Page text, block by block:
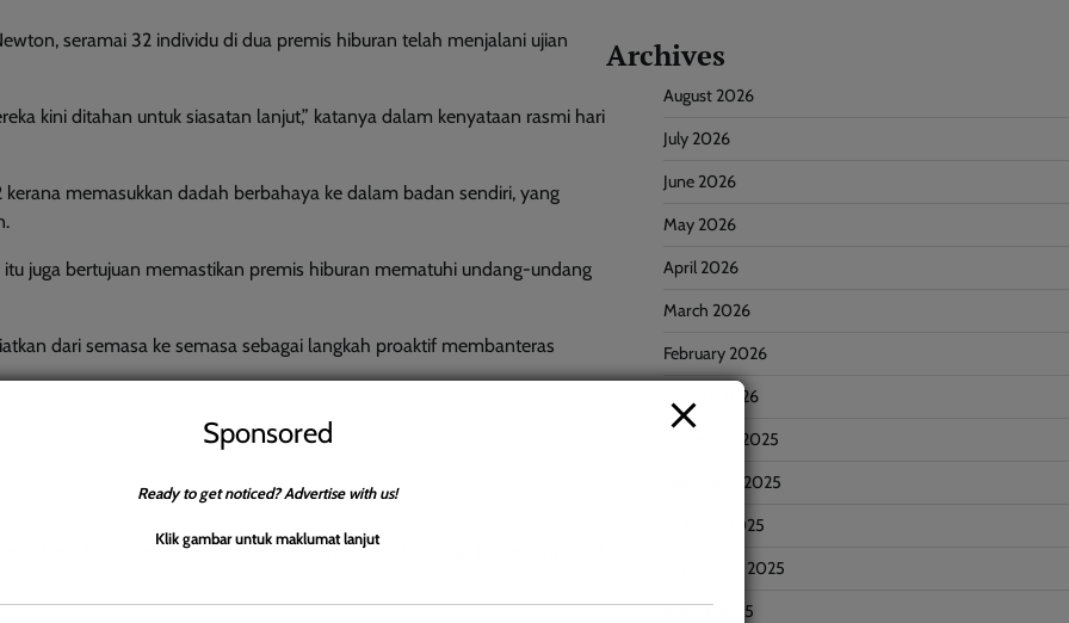
seramai 32 individu di dua premis hiburan telah menjalani ujian
kini ditahan untuk siasatan lanjut,” katanya dalam kenyataan rasmi hari
memasukkan dadah berbahaya ke dalam badan sendiri, yang
juga bertujuan memastikan premis hiburan mematuhi undang-undang
dari semasa ke semasa sebagai langkah proaktif membanteras
Two men arrested after testing positive for drugs in Penampang
Archives
August 2026
July 2026
June 2026
May 2026
April 2026
March 2026
February 2026
January 2026
December 2025
November 2025
October 2025
September 2025
August 2025
Sponsored
Ready to get noticed? Advertise with us!
Klik gambar untuk maklumat lanjut